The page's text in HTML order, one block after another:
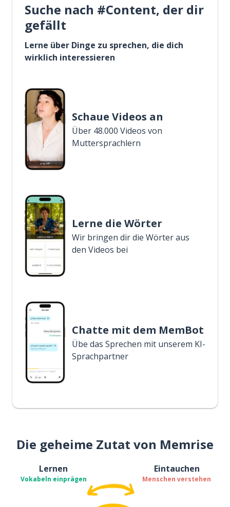
Suche nach #Content, der dir
gefällt
Lerne über Dinge zu sprechen, die dich
wirklich interessieren
Schaue Videos an
Über 48.000 Videos von
Muttersprachlern
Lerne die Wörter
Wir bringen dir die Wörter aus
den Videos bei
Chatte mit dem MemBot
Übe das Sprechen mit unserem KI-
Sprachpartner
Die geheime Zutat von Memrise
Lernen
Vokabeln einprägen
Eintauchen
Menschen verstehen